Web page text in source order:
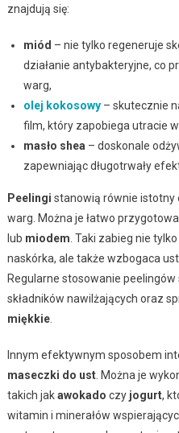
znajdują się:
miód – nie tylko regeneruje
działanie antybakteryjne, co
warg,
olej kokosowy– skutecznie
film, który zapobiega utracie
masło shea – doskonale
zapewniając długotrwały
Peelingi stanowią równie istotny
warg. Można je łatwo
lub miodem . Taki zabieg nie
naskórka, ale także wzbogaca
Regularne stosowanie
składników nawilżających oraz
miękkie.
Innym efektywnym sposobem
maseczki do ust. Można je
takich jakawokado czy jogurt,
witamin i minerałów